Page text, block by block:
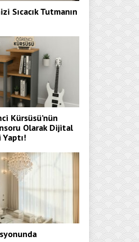
Sıcacık Tutmanın
Kürsüsü’nün
Olarak Dijital